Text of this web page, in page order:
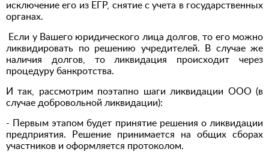
исключение его из ЕГР, снятие с учета в государственных
органах.
Если у Вашего юридического лица долгов, то его можно
ликвидировать по решению учредителей. В случае же
наличия долгов, то ликвидация происходит через
процедуру банкротства.
И так, рассмотрим поэтапно шаги ликвидации ООО (в
случае добровольной ликвидации):
- Первым этапом будет принятие решения о ликвидации
предприятия. Решение принимается на общих сборах
участников и оформляется протоколом.